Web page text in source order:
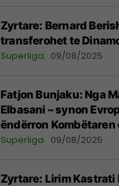
Zyrtare: Bernard
transferohet te
Superliga 09/08/2025
Fatjon Bunjaku: Nga
Elbasani – synon
ëndërron Kombëtaren
Superliga 09/08/2025
Zyrtare: Lirim Kastrati